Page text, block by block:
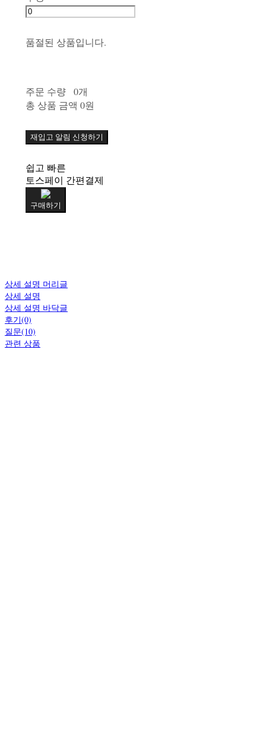
품절된 상품입니다.
주문 수량
0개
총 상품 금액 0원
재입고 알림 신청하기
쉽고 빠른
토스페이 간편결제
구매하기
상세 설명 머리글
상세 설명
상세 설명 바닥글
후기(0)
질문(10)
관련 상품